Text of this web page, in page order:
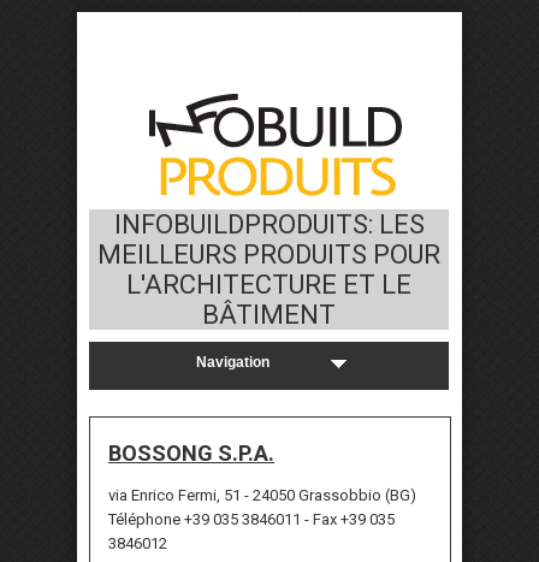
INFOBUILDPRODUITS: LES
MEILLEURS PRODUITS POUR
L'ARCHITECTURE ET LE
BÂTIMENT
BOSSONG S.P.A.
via Enrico Fermi, 51 - 24050 Grassobbio (BG)
Téléphone +39 035 3846011 - Fax +39 035
3846012